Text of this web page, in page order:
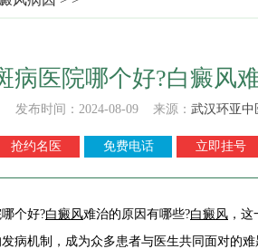
病医院哪个好?白癜风
发布时间：2024-08-09 来源： 武汉环亚中
抢约名医 免费电话 立即挂号
个好?白癜风难治的原因有哪些?白癜风 ，
病机制，成为众多患者与医生共同面对的